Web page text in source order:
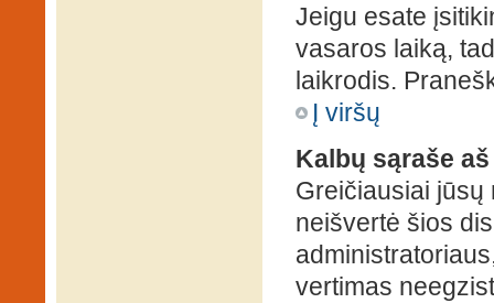
Jeigu esate
vasaros laiką,
laikrodis.
Į viršų
Kalbų sąraše
Greičiausiai jūsų
neišvertė šios
vertimas